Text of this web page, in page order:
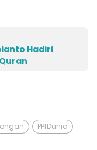
Hadiri
PPI Dunia